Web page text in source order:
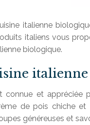
italienne
italiens vous
biologique.
connue et appréciée
de pois chiche et
généreuses et